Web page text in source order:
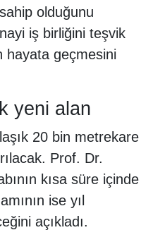
olduğunu
iş birliğini teşvik
hayata geçmesini
yeni alan
20 bin metrekare
Prof. Dr.
kısa süre içinde
ise yıl
açıkladı.